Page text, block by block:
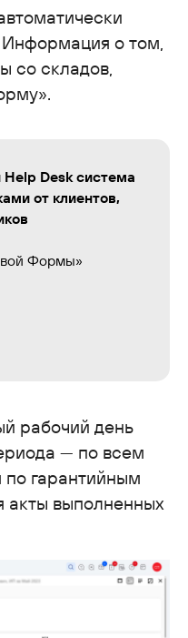
Информация о том,
со складов,
Desk система
от клиентов,
Формы»
рабочий день
— по всем
гарантийным
выполненных